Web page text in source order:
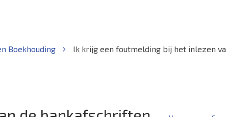
Boekhouding Ik krijg een foutmelding bij het inlezen